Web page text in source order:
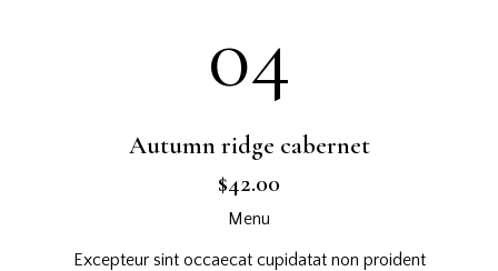
04
Autumn ridge cabernet
$42.00
Menu
Excepteur sint occaecat cupidatat non proident